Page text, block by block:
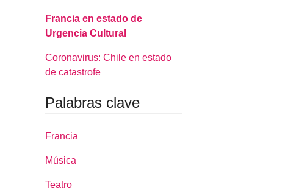
Francia en estado de
Urgencia Cultural
Coronavirus: Chile en estado
de catastrofe
Palabras clave
Francia
Música
Teatro